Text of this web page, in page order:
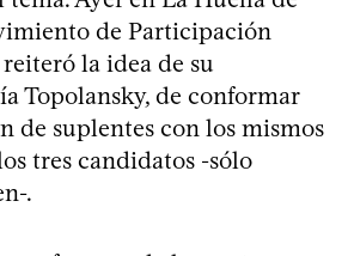
de Participación
la idea de su
Topolansky, de conformar
de suplentes con los mismos
tres candidatos -sólo
.